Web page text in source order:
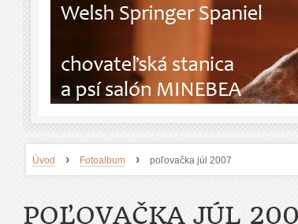
Úvod › Fotoalbum › poľovačka júl 2007
POĽOVAČKA JÚL